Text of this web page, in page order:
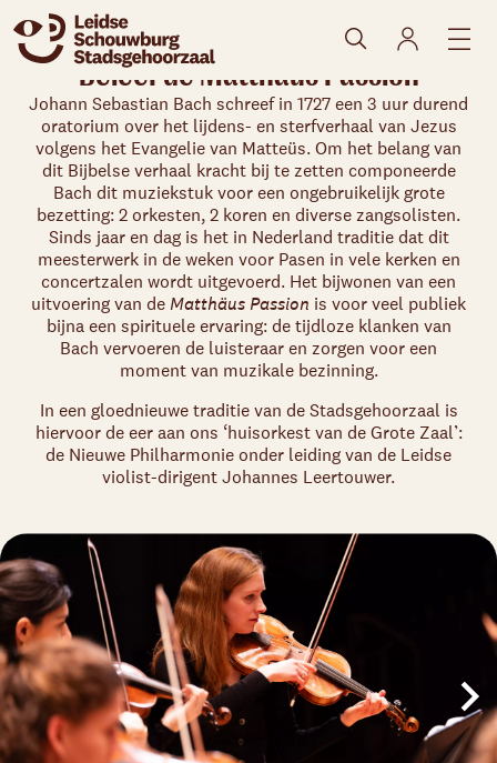
Skip navigatie
Beleef de Matthäus Passion
Johann Sebastian Bach schreef in 1727 een 3 uur durend
oratorium over het lijdens- en sterfverhaal van Jezus
volgens het Evangelie van Matteüs. Om het belang van
dit Bijbelse verhaal kracht bij te zetten componeerde
Bach dit muziekstuk voor een ongebruikelijk grote
bezetting: 2 orkesten, 2 koren en diverse zangsolisten.
Sinds jaar en dag is het in Nederland traditie dat dit
meesterwerk in de weken voor Pasen in vele kerken en
concertzalen wordt uitgevoerd. Het bijwonen van een
uitvoering van de Matthäus Passion is voor veel publiek
bijna een spirituele ervaring: de tijdloze klanken van
Bach vervoeren de luisteraar en zorgen voor een
moment van muzikale bezinning.
In een gloednieuwe traditie van de Stadsgehoorzaal is
hiervoor de eer aan ons ‘huisorkest van de Grote Zaal’:
de Nieuwe Philharmonie onder leiding van de Leidse
violist-dirigent Johannes Leertouwer.